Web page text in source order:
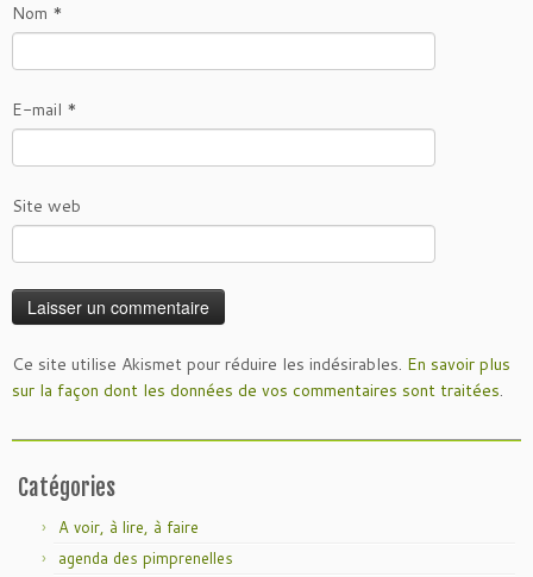
Nom *
E-mail *
Site web
Ce site utilise Akismet pour réduire les indésirables. En savoir plus
sur la façon dont les données de vos commentaires sont traitées.
Catégories
A voir, à lire, à faire
agenda des pimprenelles